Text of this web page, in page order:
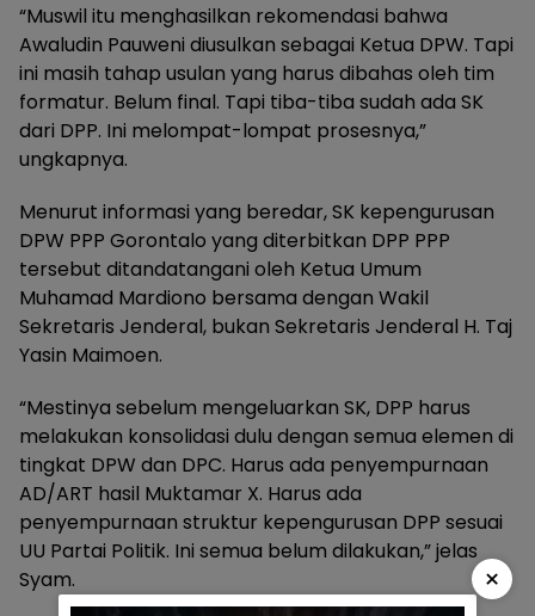
“Muswil itu menghasilkan rekomendasi bahwa
Awaludin Pauweni diusulkan sebagai Ketua DPW. Tapi
ini masih tahap usulan yang harus dibahas oleh tim
formatur. Belum final. Tapi tiba-tiba sudah ada SK
dari DPP. Ini melompat-lompat prosesnya,”
ungkapnya.
Menurut informasi yang beredar, SK kepengurusan
DPW PPP Gorontalo yang diterbitkan DPP PPP
tersebut ditandatangani oleh Ketua Umum
Muhamad Mardiono bersama dengan Wakil
Sekretaris Jenderal, bukan Sekretaris Jenderal H. Taj
Yasin Maimoen.
“Mestinya sebelum mengeluarkan SK, DPP harus
melakukan konsolidasi dulu dengan semua elemen di
tingkat DPW dan DPC. Harus ada penyempurnaan
AD/ART hasil Muktamar X. Harus ada
penyempurnaan struktur kepengurusan DPP sesuai
UU Partai Politik. Ini semua belum dilakukan,” jelas
Syam.
×